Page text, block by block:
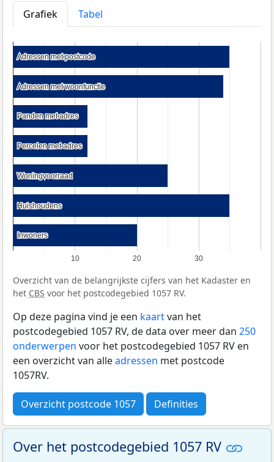
Grafiek
Tabel
10 20 30
Adressen met postcode
Adressen met postcode
Adressen met woonfunctie
Adressen met woonfunctie
Panden met adres
Panden met adres
Percelen met adres
Percelen met adres
Woningvoorraad
Woningvoorraad
Huishoudens
Huishoudens
Inwoners
Inwoners
Overzicht van de belangrijkste cijfers van het Kadaster en
het CBS voor het postcodegebied 1057 RV.
Op deze pagina vind je een kaartvan het
postcodegebied 1057 RV, de data over meer dan 250
onderwerpen voor het postcodegebied 1057 RV en
een overzicht van alleadressen met postcode
1057RV.
Overzicht postcode 1057 Definities
Over het postcodegebied 1057 RV